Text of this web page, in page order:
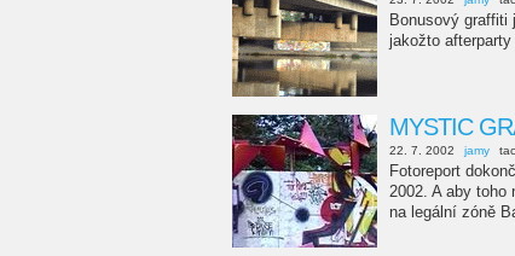
Bonusový graffiti
jakožto
MYSTIC
22. 7. 2002 jamy
Fotoreport
2002. A aby toho
na legální zóně